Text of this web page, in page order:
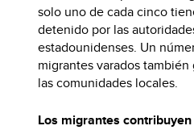
solo uno de cada cinco
detenido por las
estadounidenses. Un
migrantes varados
las comunidades locales.
Los migrantes